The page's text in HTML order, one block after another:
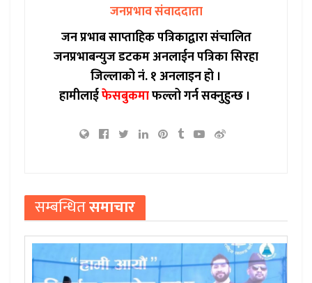
जनप्रभाव संवाददाता
जन प्रभाब साप्ताहिक पत्रिकाद्वारा संचालित
जनप्रभाबन्युज डटकम अनलाईन पत्रिका सिरहा
जिल्लाको नं. १ अनलाइन हो ।
हामीलाईफेसबुकमाफल्लो गर्न सक्नुहुन्छ ।
सम्बन्धितसमाचार